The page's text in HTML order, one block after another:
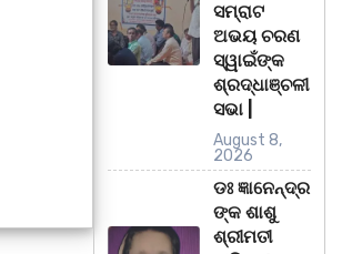
ସମ୍ରାଟ
ଅଭୟ ଚରଣ
ସ୍ୱାଇଁଙ୍କ
ଶ୍ରଦ୍ଧାଞ୍ଚଳୀ
ସଭା |
August 8,
2026
ଡଃ ଜ୍ଞାନେନ୍ଦ୍ର
ଙ୍କ ଶାଶୁ
ଶ୍ରୀମତୀ